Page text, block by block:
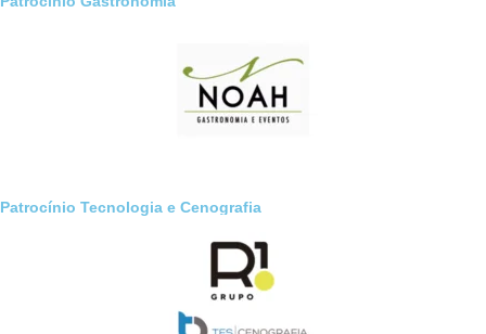
Patrocínio Tecnologia e Cenografia